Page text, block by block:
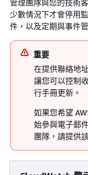
管理團隊與您的技術
少數情況下才會停用
件，以及定期與事件
重要
在提供聯絡地
讓您可以控制
行手冊更新。
如果您希望
始參與電子郵
團隊，請提供